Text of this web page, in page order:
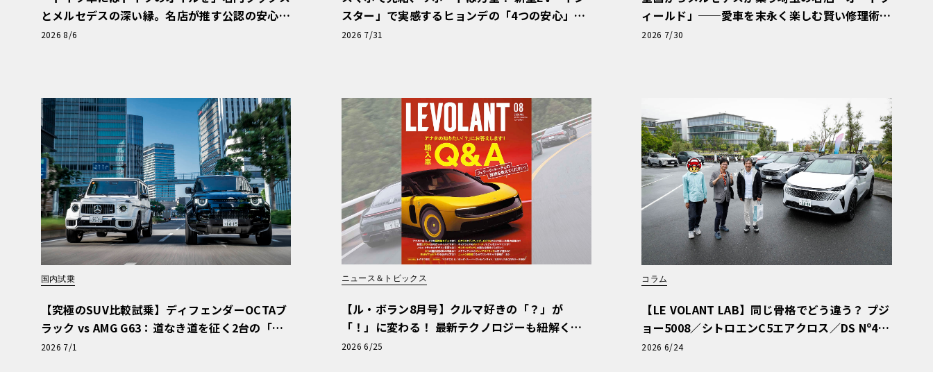
とメルセデスの深い縁。名店が推す公認の安心
と、Cクラスで味わうシルキーな走り〈PR〉
2026 8/6
スター」で実感するヒョンデの「4つの安心」
【第1回・ヒョンデ6つの疑問：Why? Hyunda
2026 7/31
ィールド」──愛車を末永く楽しむ賢い修理術
と、プロがフックス製オイルを選ぶ理由〈PR〉
2026 7/30
国内試乗
【究極のSUV比較試乗】ディフェンダーOCTAブ
ラック vs AMG G63：道なき道を征く2台の「対
極的アプローチ」
2026 7/1
ニュース＆トピックス
【ル・ボラン8月号】クルマ好きの「？」が
「！」に変わる！ 最新テクノロジーも紐解く
「輸入車Q&A」
2026 6/25
コラム
【LE VOLANT LAB】同じ骨格でどう違う？ プジ
ョー5008／シトロエンC5エアクロス／DS Nº4
読者一気乗りレポート
2026 6/24